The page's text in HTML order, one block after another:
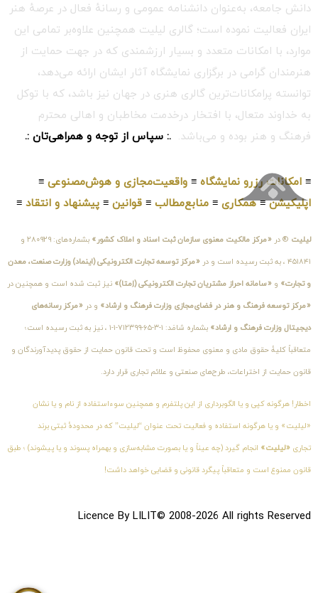
دانش جامعه، به‌عنوان دانشنامه عمومی و رسانهٔ فعال در عرصهٔ هنر
ایران فعالیت نموده است؛ گالری لیلیت همچنین علاوه‌بر تمامی این
موارد، با امکانات متعدد و بسیار ارزشمندی که در جهت حمایت از
هنرمندان گرامی در برگزاری نمایشگاه آثار ایشان ارائه می‌دهد،
توانسته پرامکانات‌ترین گالری هنری در جهان نیز باشد، که با توکل
به خداوند متعال، با افتخار درخدمت مخاطبان و اهالی محترم
فرهنگ و هنر بوده و می‌باشد. .: سپاس از توجه و همراهی‌تان :.
≡ امکانات رزرو نمایشگاه ≡ واقعیت‌مجازی و هوش‌مصنوعی ≡
اپلیکیشن≡همکاری ≡ منابع‌مطالب ≡ قوانین ≡ پیشنهاد و انتقاد ≡
لیلیت ® در «مرکز مالکیت معنوی سازمان ثبت اسناد و املاک کشور» بشماره‌های: ۲۸۰۹۲۹ و
۴۵۱۸۴۱ ، به ثبت رسیده است و در «مرکز توسعه تجارت الکترونیکی (اینماد) وزارت صنعت، معدن
و تجارت» و «سامانه احراز مشتریان تجارت الکترونیکی (اِمتا)» نیز ثبت شده است و همچنین در
«مرکز توسعه فرهنگ و هنر در فضای‌مجازی وزارت فرهنگ و ارشاد» و در «مرکز رسانه‌های
دیجیتال وزارت فرهنگ و ارشاد» بشماره شامَد: ۱-۳-۶۵-۷۱۲۳۹۹-۱-۱ ، نیز به ثبت رسیده است؛
متعاقباً کلیهٔ حقوق مادی و معنوی محفوظ است و تحت قانون حمایت از حقوق پدیدآورندگان و
قانون حمایت از اختراعات، طرح‌های صنعتی و علائم تجاری قرار دارد.
اخطار! هرگونه کپی و یا الگوبرداری از این پلتفرم و همچنین سوءاستفاده از نام و یا نشان
«لیلیت» و یا هرگونه استفاده و فعالیت تحت عنوان “لیلیت” که در محدودهٔ ثبتی برند
تجاری «لیلیت» انجام گیرد (چه عیناً و یا بصورت مشابه‌سازی و بهمراه پسوند و یا پیشوند) ؛ طبق
قانون ممنوع است و متعاقباً پیگرد قانونی و قضایی خواهد داشت!
Licence By LILIT© 2008-2026 All rights Reserved